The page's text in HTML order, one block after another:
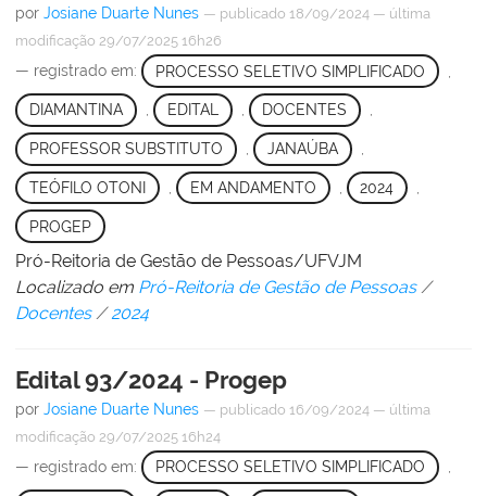
por Josiane Duarte Nunes — publicado 18/09/2024 — última
modificação 29/07/2025 16h26
— registrado em: PROCESSO SELETIVO SIMPLIFICADO
DIAMANTINA , EDITAL , DOCENTES ,
PROFESSOR SUBSTITUTO JANAÚBA
TEÓFILO OTONI EM ANDAMENTO 2024
PROGEP
Pró-Reitoria de Gestão de Pessoas/UFVJM
Localizado em Pró-Reitoria de Gestão de Pessoas /
Docentes /2024
Edital 93/2024 - Progep
por Josiane Duarte Nunes — publicado 16/09/2024 — última
modificação 29/07/2025 16h24
— registrado em: PROCESSO SELETIVO SIMPLIFICADO ,